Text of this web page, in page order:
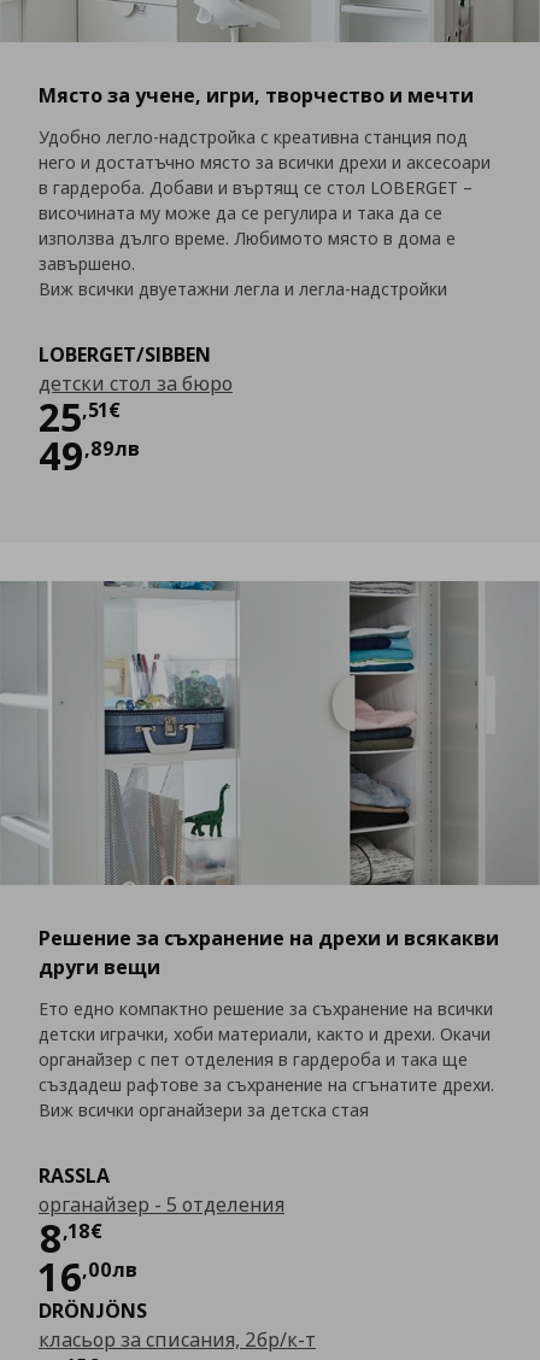
Място за учене, игри, творчество и мечти
Удобно легло-надстройка с креативна станция под
него и достатъчно място за всички дрехи и аксесоари
в гардероба. Добави и въртящ се стол LOBERGET –
височината му може да се регулира и така да се
използва дълго време. Любимото място в дома е
завършено.
Виж всички двуетажни легла и легла-надстройки
LOBERGET/SIBBEN
детски стол за бюро
25,51€
Цена
49,89лв
Решение за съхранение на дрехи и всякакви
други вещи
Ето едно компактно решение за съхранение на всички
детски играчки, хоби материали, както и дрехи. Окачи
органайзер с пет отделения в гардероба и така ще
създадеш рафтове за съхранение на сгънатите дрехи.
Виж всички органайзери за детска стая
RASSLA
органайзер - 5 отделения
8,18€
Цена
16,00лв
DRÖNJÖNS
класьор за списания, 2бр/к-т